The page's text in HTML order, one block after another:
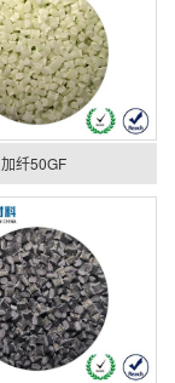
加纤50GF